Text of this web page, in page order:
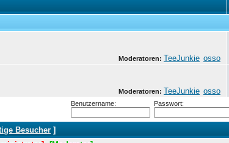
Moderatoren: TeeJunkie osso
Moderatoren: TeeJunkie osso
Benutzername:
Passwort:
Besucher ]